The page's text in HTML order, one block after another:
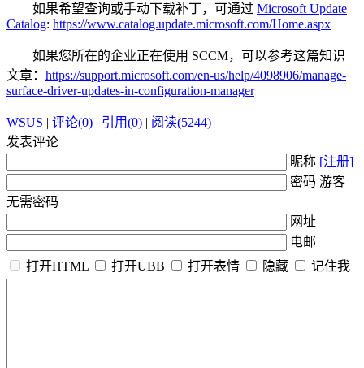
如果希望查询或手动下载补丁，可通过 Microsoft Update
Catalog: https://www.catalog.update.microsoft.com/Home.aspx
如果您所在的企业正在使用 SCCM，可以参考这篇知识
文章： https://support.microsoft.com/en-us/help/4098906/manage-
surface-driver-updates-in-configuration-manager
WSUS | 评论(0) | 引用(0) | 阅读(5244)
发表评论
昵称 [注册]
密码 游客
无需密码
网址
电邮
打开HTML
打开UBB 打开表情 隐藏 记住我